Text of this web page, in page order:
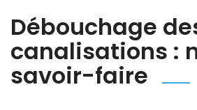
Débouchage
canalisations :
savoir-faire